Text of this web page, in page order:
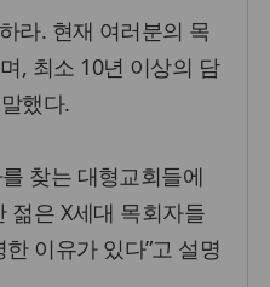
라. 현재 여러분의 목
, 최소 10년 이상의 담
했다.
찾는 대형교회들에
젊은 X세대 목회자들
이유가 있다”고 설명